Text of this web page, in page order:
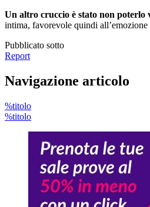
Un altro cruccio è stato non poterlo
intima, favorevole quindi
Pubblicato sotto
Report
Navigazione articolo
%titolo
%titolo